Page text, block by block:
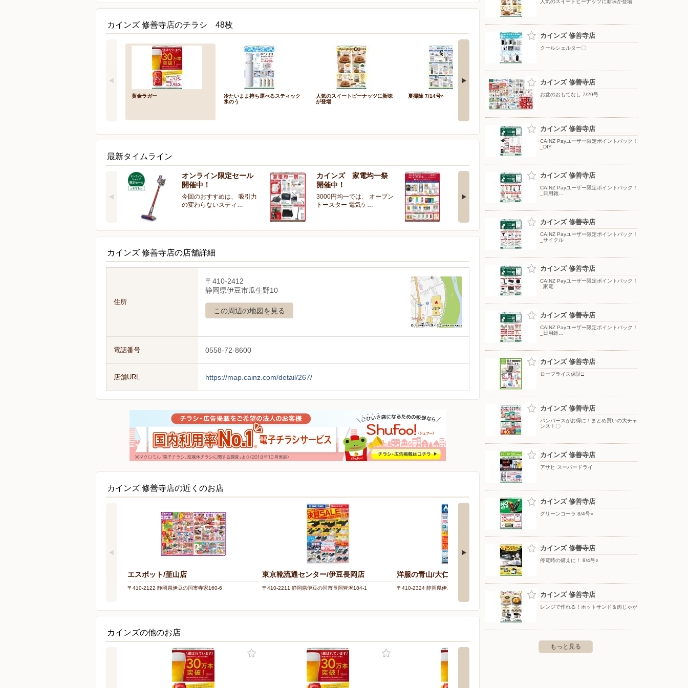
カインズ 修善寺店のチラシ 48枚
黄金ラガー
冷たいまま持ち運べるスティック
氷のう
人気のスイートピーナッツに新味
が登場
夏掃除 7/14号○ 夏のひんやり寝具 ポップアップテント
最新タイムライン
オンライン限定セール
開催中！
今回のおすすめは、 吸引力
の変わらないスティ…
カインズ 家電均一祭
開催中！
3000円均一では、 オーブン
トースター 電気ケ…
夏の酒類合同キャンペ
夏の酒類合同キャンペーン
開催中！ 抽選で最大…
カインズ 修善寺店の店舗詳細
住所
〒410-2412
静岡県伊豆市瓜生野10
この周辺の地図を見る
電話番号 0558-72-8600
店舗URL https://map.cainz.com/detail/267/
カインズ 修善寺店の近くのお店
エスポット/韮山店
〒410-2122 静岡県伊豆の国市寺家160-6
東京靴流通センター/伊豆長岡店
〒410-2211 静岡県伊豆の国市長岡皆沢184-1
洋服の青山/大仁
〒410-2324 静岡県伊豆の国市中島235番地の1
カインズの他のお店
人気のスイートピーナッツに新味が登場
カインズ 修善寺店
クールシェルター〇
カインズ 修善寺店
お盆のおもてなし 7/29号
カインズ 修善寺店
CAINZ Payユーザー限定ポイントバック！
_DIY
カインズ 修善寺店
CAINZ Payユーザー限定ポイントバック！
_日用雑…
カインズ 修善寺店
CAINZ Payユーザー限定ポイントバック！
_サイクル
カインズ 修善寺店
CAINZ Payユーザー限定ポイントバック！
_家電
カインズ 修善寺店
CAINZ Payユーザー限定ポイントバック！
_日用雑…
カインズ 修善寺店
ロープライス保証□
カインズ 修善寺店
パンパースがお得に！まとめ買いの大チャ
ンス！〇
カインズ 修善寺店
アサヒ スーパードライ
カインズ 修善寺店
グリーンコーラ 8/4号○
カインズ 修善寺店
停電時の備えに！ 8/4号○
カインズ 修善寺店
レンジで作れる！ホットサンド＆肉じゃが
もっと見る